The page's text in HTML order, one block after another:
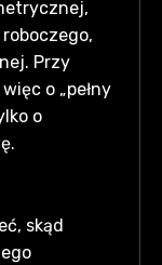
Przy
o „pełny
o
skąd